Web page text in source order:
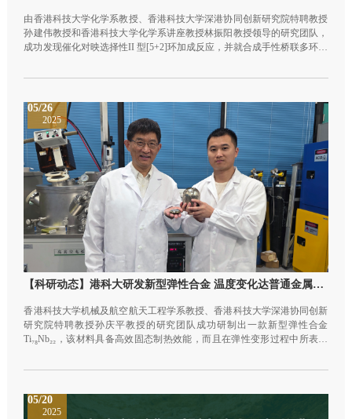
由香港科技大学化学系教授、香港科技大学深港协同创新研究院特聘教授
孙建伟教授和香港科技大学化学系讲座教授林振阳教授领导的研究团队，
成功发现催化对映选择性II 型[5+2]环加成反应，并就合成手性桥联多环结
天然合成物和药物分子。这项研究已发表于《Nature Synthesis》期刊。
05/26
2025
【科研动态】港科大研发新型弹性合金 温度变化达普通金属20倍
香港科技大学机械及航空航天工程学系教授、香港科技大学深港协同创新
研究院特聘教授孙庆平教授的研究团队成功研制出一款新型弹性合金
Ti₇₈Nb₂₂，该材料具备高效固态制热效能，而且在弹性变形过程中所表现
技术提供环保的绿色替代方案。该研究成果最近发表于《自然通讯》。
05/20
2025